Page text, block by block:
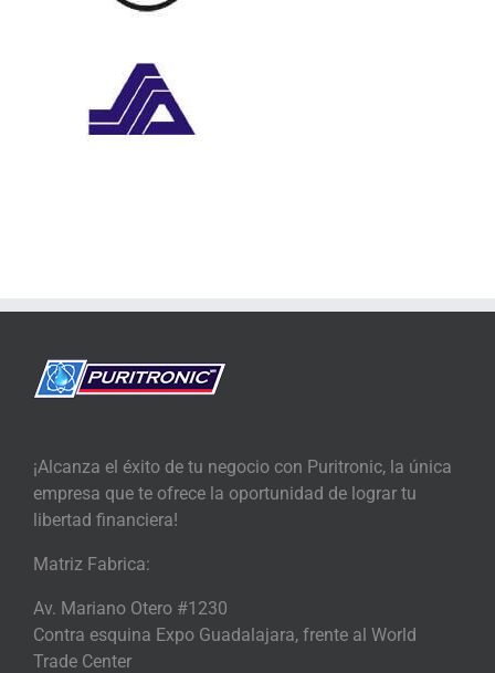
¡Alcanza el éxito de tu negocio con Puritronic, la única
empresa que te ofrece la oportunidad de lograr tu
libertad financiera!
Matriz Fabrica:
Av. Mariano Otero #1230
Contra esquina Expo Guadalajara, frente al World
Trade Center